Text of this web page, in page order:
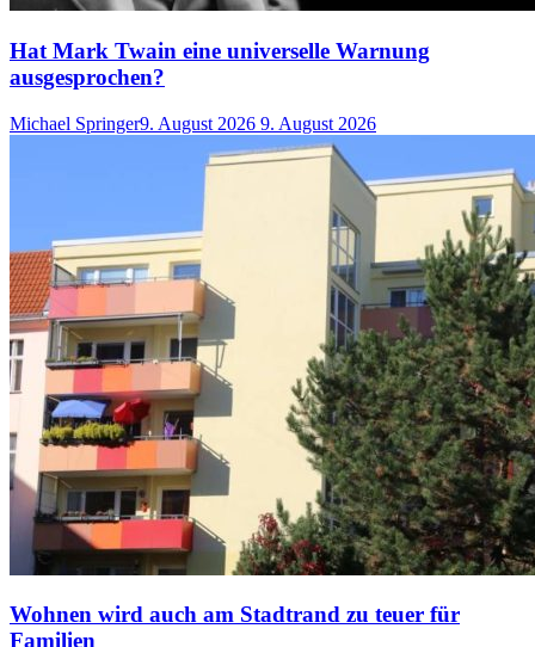
Hat Mark Twain eine universelle Warnung
ausgesprochen?
Michael Springer9. August 2026 9. August 2026
Wohnen wird auch am Stadtrand zu teuer für
Familien